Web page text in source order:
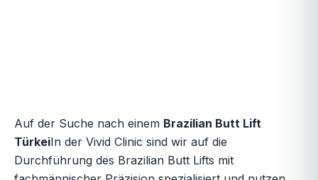
Auf der Suche nach einem Brazilian Butt Lift
TürkeiIn der Vivid Clinic sind wir auf die
Durchführung des Brazilian Butt Lifts mit